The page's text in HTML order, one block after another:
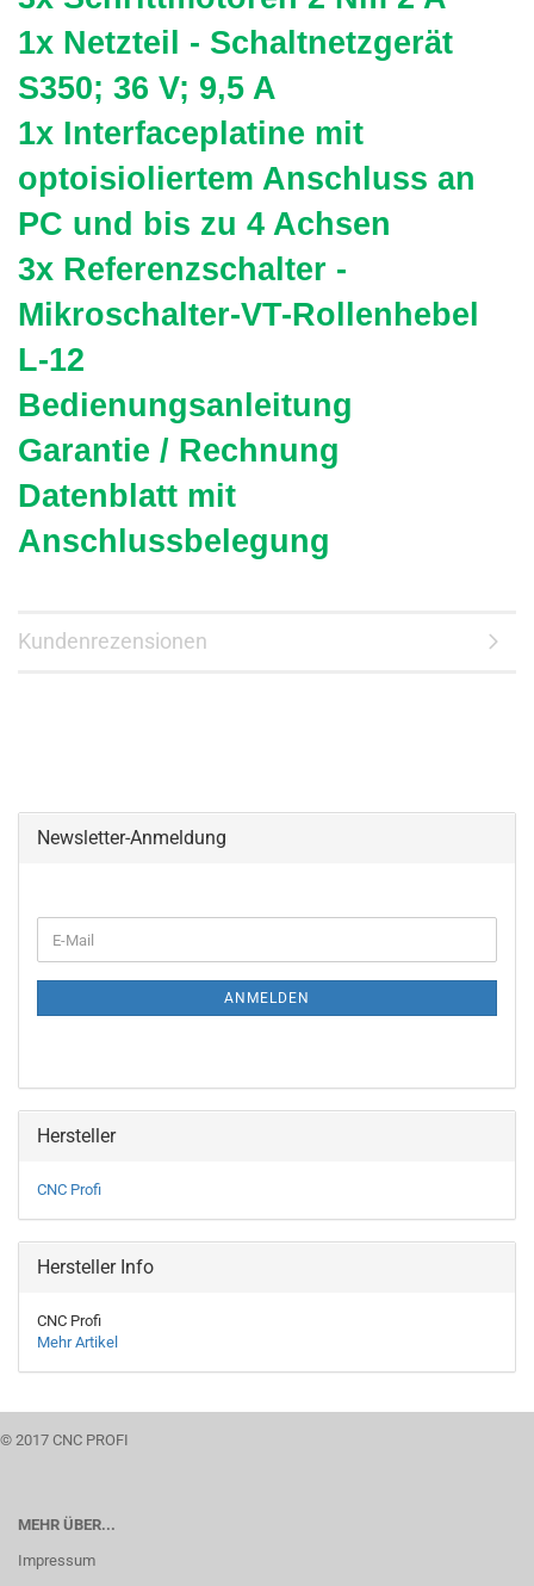
1x Netzteil - Schaltnetzgerät
S350; 36 V; 9,5 A
1x Interfaceplatine mit
optoisioliertem Anschluss an
PC und bis zu 4 Achsen
3x Referenzschalter -
Mikroschalter-VT-Rollenhebel
L-12
Bedienungsanleitung
Garantie / Rechnung
Datenblatt mit
Anschlussbelegung
Kundenrezensionen
Newsletter-Anmeldung
ZUR
E-
Mail
ANMELDEN
Hersteller
CNC Profi
Hersteller Info
CNC Profi
Mehr Artikel
© 2017 CNC PROFI
MEHR ÜBER...
Impressum